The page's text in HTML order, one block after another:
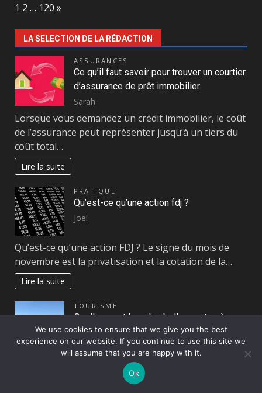
Page:
1 2 … 120 Next
»
LA SELECTION DE LA RÉDACTION
ASSURANCES
Ce qu’il faut savoir pour trouver un courtier
d’assurance de prêt immobilier
Sarah
Lorsque vous demandez un crédit immobilier, le coût
de l’assurance peut représenter jusqu’à un tiers du
coût total…
Lire la suite
PRATIQUE
Qu’est-ce qu’une action fdj ?
Joel
Qu’est-ce qu’une action FDJ ? Le signe du mois de
novembre est la privatisation et la cotation de la…
Lire la suite
TOURISME
Quelles sont les plus belles routes à
emprunter sur la Route des Lacs Italiens ?
Marise
La Route des Lacs Italiens offre un voyage
exceptionnel à travers des paysages à couper le
We use cookies to ensure that we give you the best
experience on our website. If you continue to use this site we
will assume that you are happy with it.
Ok